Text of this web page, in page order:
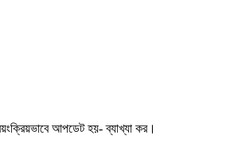
আপডেট হয়- ব্যাখ্যা কর।